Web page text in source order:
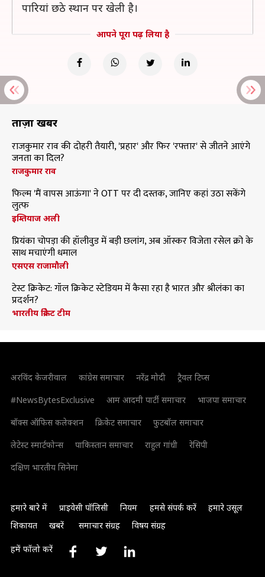
पारियां छठे स्थान पर खेली है।
आपने पूरा पढ़ लिया है
ताज़ा खबरें
राजकुमार राव की दोहरी तैयारी, 'प्रहार' और फिर 'रफ्तार' से जीतने आएंगे
जनता का दिल?
राजकुमार राव
फिल्म 'मैं वापस आऊंगा' ने OTT पर दी दस्तक, जानिए कहां उठा सकेंगे
लुत्फ
इम्तियाज अली
प्रियंका चोपड़ा की हॉलीवुड में बड़ी छलांग, अब ऑस्कर विजेता रसेल क्रो के
साथ मचाएंगी धमाल
एसएस राजामौली
टेस्ट क्रिकेट: गॉल क्रिकेट स्टेडियम में कैसा रहा है भारत और श्रीलंका का
प्रदर्शन?
भारतीय क्रिकेट टीम
अरविंद केजरीवाल कांग्रेस समाचार नरेंद्र मोदी
ट्रैवल टिप्स
#NewsBytesExclusive
आम आदमी पार्टी समाचार
भाजपा समाचार
बॉक्स ऑफिस कलेक्शन
क्रिकेट समाचार
फुटबॉल समाचार
लेटेस्ट स्मार्टफोन्स
पाकिस्तान समाचार राहुल गांधी
रेसिपी
दक्षिण भारतीय सिनेमा
हमारे बारे में प्राइवेसी पॉलिसी नियम हमसे संपर्क करें
हमारे उसूल
शिकायत
खबरें समाचार संग्रह विषय संग्रह
हमें फॉलो करें